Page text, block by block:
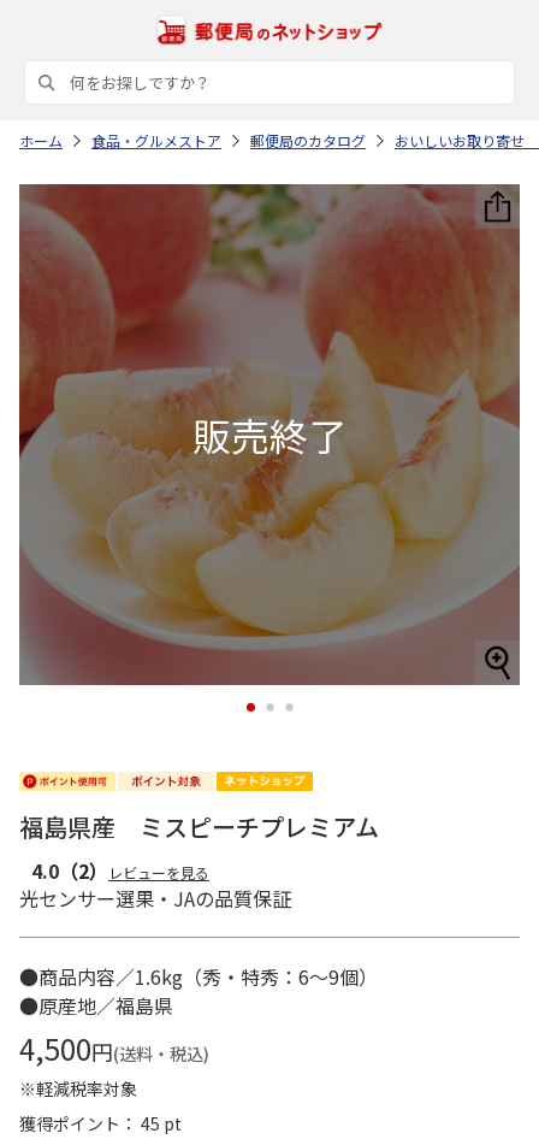
ホーム 食品・グルメストア 郵便局のカタログ おいしいお取り寄せ
1 2 3
福島県産 ミスピーチプレミアム
4.0 （2） レビューを見る
光センサー選果・JAの品質保証
●商品内容／1.6kg（秀・特秀：6～9個）
●原産地／福島県
4,500円(送料・税込)
※軽減税率対象
獲得ポイント： 45 pt